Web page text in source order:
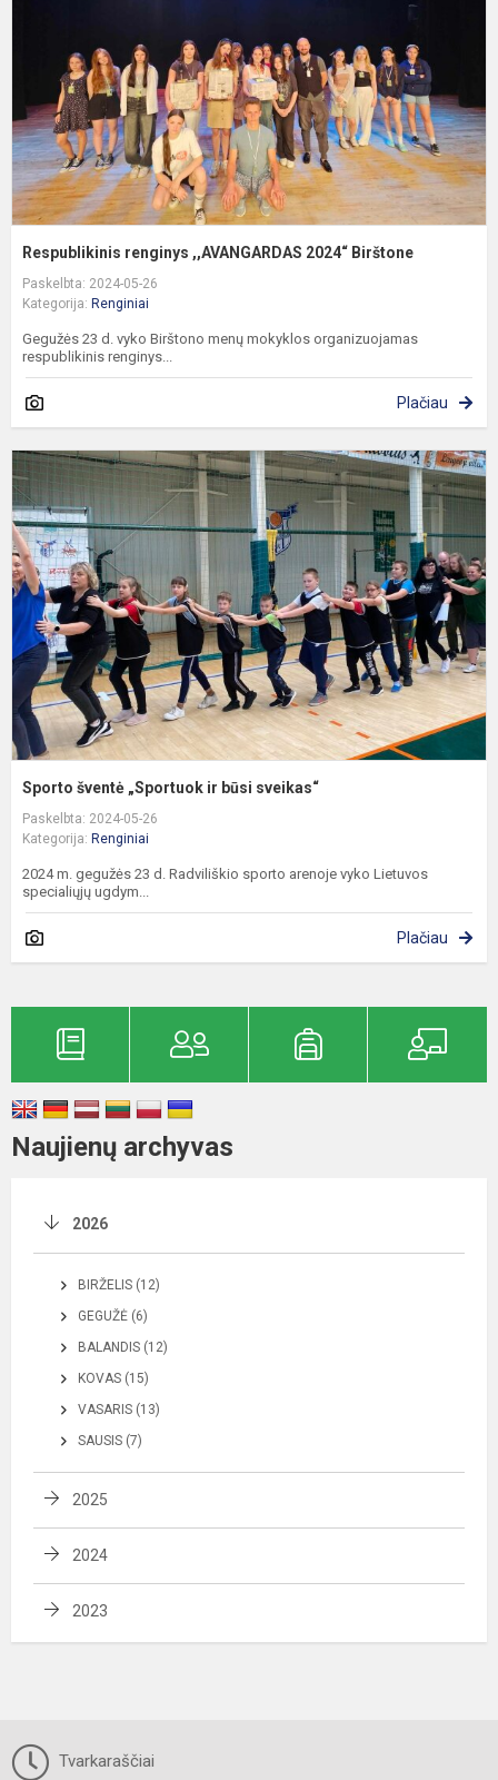
Respublikinis renginys ,,AVANGARDAS 2024“ Birštone
Paskelbta: 2024-05-26
Kategorija: Renginiai
Gegužės 23 d. vyko Birštono menų mokyklos organizuojamas
respublikinis renginys...
Plačiau
Sporto šventė „Sportuok ir būsi sveikas“
Paskelbta: 2024-05-26
Kategorija: Renginiai
2024 m. gegužės 23 d. Radviliškio sporto arenoje vyko Lietuvos
specialiųjų ugdym...
Plačiau
Naujienų archyvas
2026
BIRŽELIS (12)
GEGUŽĖ (6)
BALANDIS (12)
KOVAS (15)
VASARIS (13)
SAUSIS (7)
2025
2024
2023
Tvarkaraščiai